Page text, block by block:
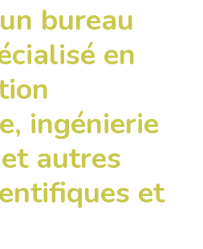
bureau
en
ingénierie
autres
et